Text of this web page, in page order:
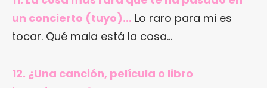
un concierto (tuyo)… Lo raro para mi es
tocar. Qué mala está la cosa…
12. ¿Una canción, película o libro